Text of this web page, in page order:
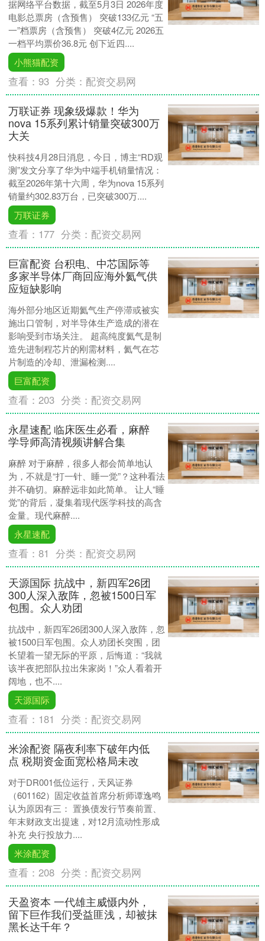
据网络平台数据，截至5月3日 2026年度
电影总票房（含预售） 突破133亿元 “五
一”档票房（含预售） 突破4亿元 2026五
一档平均票价36.8元 创下近四....
小熊猫配资
查看：93 分类： 配资交易网
万联证券 现象级爆款！华为
nova 15系列累计销量突破300万
大关
快科技4月28日消息，今日，博主“RD观
测”发文分享了华为中端手机销量情况：
截至2026年第十六周，华为nova 15系列
销量约302.83万台，已突破300万....
万联证券
查看： 177 分类： 配资交易网
巨富配资 台积电、中芯国际等
多家半导体厂商回应海外氦气供
应短缺影响
海外部分地区近期氦气生产停滞或被实
施出口管制，对半导体生产造成的潜在
影响受到市场关注。 超高纯度氦气是制
造先进制程芯片的刚需材料，氦气在芯
片制造的冷却、泄漏检测....
巨富配资
查看：203 分类： 配资交易网
永星速配 临床医生必看，麻醉
学导师高清视频讲解合集
麻醉 对于麻醉，很多人都会简单地认
为，不就是“打一针、睡一觉”？这种看法
并不确切。麻醉远非如此简单。 让人“睡
觉”的背后，凝集着现代医学科技的高含
金量。现代麻醉....
永星速配
查看：81 分类： 配资交易网
天源国际 抗战中，新四军26团
300人深入敌阵，忽被1500日军
包围。众人劝团
抗战中，新四军26团300人深入敌阵，忽
被1500日军包围。众人劝团长突围，团
长望着一望无际的平原，后悔道：“我就
该半夜把部队拉出朱家岗！”众人看着开
阔地，也不....
天源国际
查看： 181 分类： 配资交易网
米涂配资 隔夜利率下破年内低
点 税期资金面宽松格局未改
对于DR001低位运行，天风证券
（601162）固定收益首席分析师谭逸鸣
认为原因有三： 置换债发行节奏前置、
年末财政支出提速，对12月流动性形成
补充 央行投放力....
米涂配资
查看：208 分类： 配资交易网
天盈资本 一代雄主威慑内外，
留下巨作我们受益匪浅，却被抹
黑长达千年？